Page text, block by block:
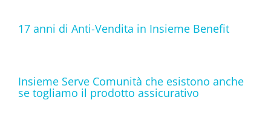
17 anni di Anti-Vendita in Insieme Benefit
Insieme Serve Comunità che esistono anche
se togliamo il prodotto assicurativo